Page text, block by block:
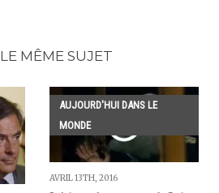
MÊME SUJET
AUJOURD'HUI DANS LE
MONDE
AVRIL 13TH, 2016